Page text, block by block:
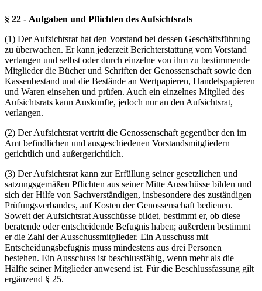
§ 22 - Aufgaben und Pflichten des Aufsichtsrats
(1) Der Aufsichtsrat hat den Vorstand bei dessen Geschäftsführung
zu überwachen. Er kann jederzeit Berichterstattung vom Vorstand
verlangen und selbst oder durch einzelne von ihm zu bestimmende
Mitglieder die Bücher und Schriften der Genossenschaft sowie den
Kassenbestand und die Bestände an Wertpapieren, Handelspapieren
und Waren einsehen und prüfen. Auch ein einzelnes Mitglied des
Aufsichtsrats kann Auskünfte, jedoch nur an den Aufsichtsrat,
verlangen.
(2) Der Aufsichtsrat vertritt die Genossenschaft gegenüber den im
Amt befindlichen und ausgeschiedenen Vorstandsmitgliedern
gerichtlich und außergerichtlich.
(3) Der Aufsichtsrat kann zur Erfüllung seiner gesetzlichen und
satzungsgemäßen Pflichten aus seiner Mitte Ausschüsse bilden und
sich der Hilfe von Sachverständigen, insbesondere des zuständigen
Prüfungsverbandes, auf Kosten der Genossenschaft bedienen.
Soweit der Aufsichtsrat Ausschüsse bildet, bestimmt er, ob diese
beratende oder entscheidende Befugnis haben; außerdem bestimmt
er die Zahl der Ausschussmitglieder. Ein Ausschuss mit
Entscheidungsbefugnis muss mindestens aus drei Personen
bestehen. Ein Ausschuss ist beschlussfähig, wenn mehr als die
Hälfte seiner Mitglieder anwesend ist. Für die Beschlussfassung gilt
ergänzend § 25.